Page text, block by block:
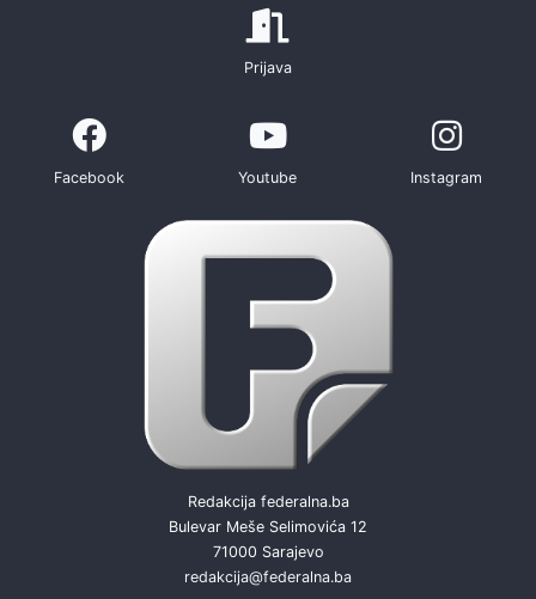
Prijava
Facebook Youtube Instagram
Redakcija federalna.ba
Bulevar Meše Selimovića 12
71000 Sarajevo
redakcija@federalna.ba